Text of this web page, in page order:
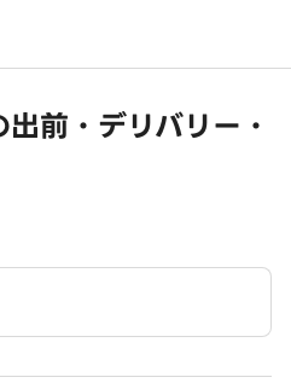
前・デリバリー・